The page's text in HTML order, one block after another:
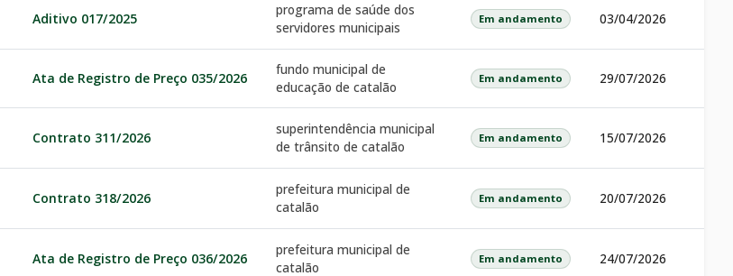
Aditivo 017/2025
programa de saúde dos
servidores municipais
Em andamento 03/04/2026
Ata de Registro de Preço 035/2026
fundo municipal de
educação de catalão
Em andamento 29/07/2026
Contrato 311/2026
superintendência municipal
de trânsito de catalão
Em andamento 15/07/2026
Contrato 318/2026
prefeitura municipal de
catalão
Em andamento 20/07/2026
Ata de Registro de Preço 036/2026
prefeitura municipal de
catalão
Em andamento 24/07/2026